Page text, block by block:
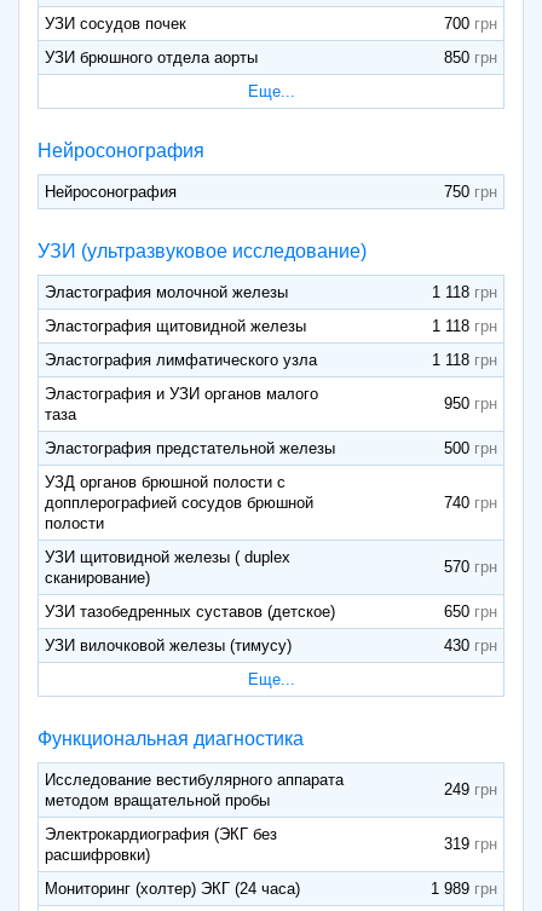
УЗИ сосудов почек
700
УЗИ брюшного отдела аорты
850
Еще...
Нейросонография
Нейросонография 750
УЗИ (ультразвуковое исследование)
Эластография молочной железы
1 118
Эластография щитовидной железы
1 118
Эластография лимфатического узла
1 118
Эластография и УЗИ органов малого
таза
950
Эластография предстательной железы
500
УЗД органов брюшной полости с
допплерографией сосудов брюшной
полости
740
УЗИ щитовидной железы ( duplex
сканирование)
570
УЗИ тазобедренных суставов (детское)
650
УЗИ вилочковой железы (тимусу)
430
Еще...
Функциональная диагностика
Исследование вестибулярного аппарата
методом вращательной пробы
249
Электрокардиография (ЭКГ без
расшифровки)
319
Мониторинг (холтер) ЭКГ (24 часа)
1 989